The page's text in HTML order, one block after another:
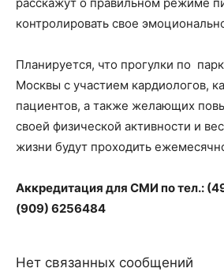
контролировать свое
Планируется, что прогулки по
Москвы с участием кардиологов,
пациентов, а также желающих
своей физической активности и
жизни будут проходить
Аккредитация для СМИ по тел.:
(909) 6256484
Нет связанных сообщений